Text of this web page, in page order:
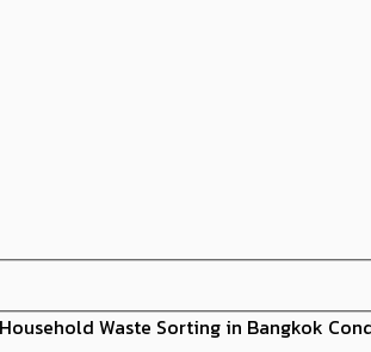
Waste Sorting in Bangkok